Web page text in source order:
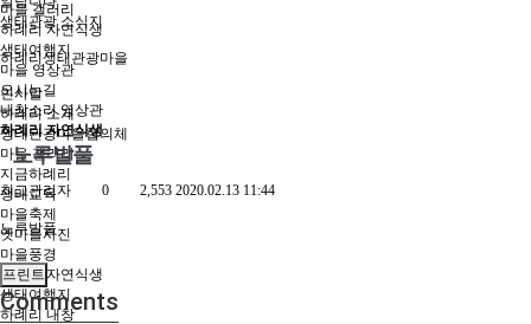
생태관광 소식지
하례리생태관광마을
인사말
하례리 소개
생태관광마을협의체
마을 갤러리
지금하례리
생태교육
마을축제
옛마을사진
마을풍경
하례리 자연식생
생태여행지
하례리 내창
마을 갤러리
하례리 자연식생
생태여행지
마을 영상관
오시는길
내창소리 영상관
하례리 자연식생
노루발풀
최고관리자 0 2,553 2020.02.13 11:44
노루발풀
프린트
Comments